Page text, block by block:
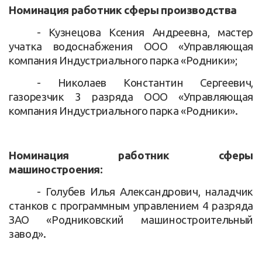
Номинация работник сферы производства
- Кузнецова Ксения Андреевна, мастер
учатка водоснабжения ООО «Управляющая
компания Индустриального парка «Родники»;
- Николаев Константин Сергеевич,
газорезчик 3 разряда ООО «Управляющая
компания Индустриального парка «Родники».
Номинация работник сферы
машиностроения:
- Голубев Илья Александрович, наладчик
станков с программным управлением 4 разряда
ЗАО «Родниковский машиностроительный
завод».